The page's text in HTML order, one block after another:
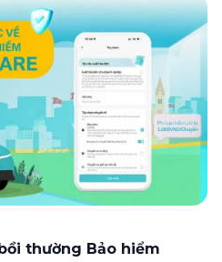
(Mỹ). Nhân kỷ niệm 33 năm
2026), Green SM trân […]
thường Bảo hiểm